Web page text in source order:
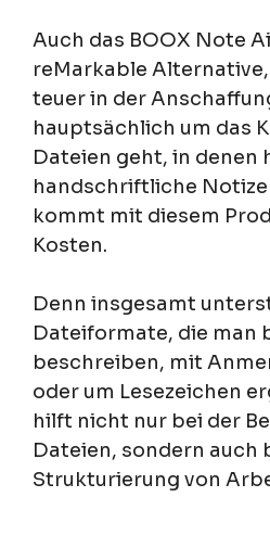
Auch das BOOX Note
reMarkable
teuer in der
hauptsächlich um das
Dateien geht, in denen
handschriftliche
kommt mit diesem
Kosten.
Denn insgesamt
Dateiformate, die man
beschreiben, mit
oder um Lesezeichen
hilft nicht nur bei der
Dateien, sondern auch
Strukturierung von